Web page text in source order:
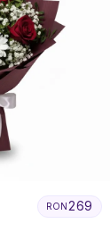
RON269